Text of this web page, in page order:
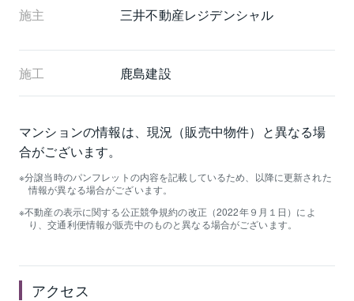
施主 三井不動産レジデンシャル
施工 鹿島建設
マンションの情報は、現況（販売中物件）と異なる場
合がございます。
分譲当時のパンフレットの内容を記載しているため、以降に更新された
情報が異なる場合がございます。
不動産の表示に関する公正競争規約の改正（2022年９月１日）によ
り、交通利便情報が販売中のものと異なる場合がございます。
アクセス